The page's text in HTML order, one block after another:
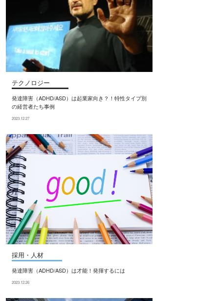
テクノロジー
発達障害（ADHD/ASD）は起業家向き？！特性タイプ別
の経営者たち事例
2023.12.27
採用・人材
発達障害（ADHD/ASD）は才能！発揮するには
2023.12.26